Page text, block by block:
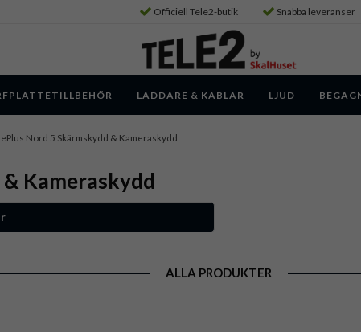
Officiell Tele2-butik Snabba leveranser
LADDARE & KABLAR LJUD
Nord 5 Skärmskydd & Kameraskydd
Kameraskydd
ALLA PRODUKTER